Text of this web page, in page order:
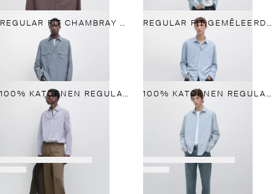
REGULAR FIT CHAMBRAY OVERHEMD MET ZAKKEN REGULAR FIT GEMÊLEERD OVERHEMD
100% KATOENEN REGULAR FIT OVERHEMD MET STREPEN 100% KATOENEN REGULAR FIT POPELINE OVERHEMD